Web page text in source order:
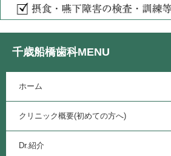
千歳船橋歯科MENU
ホーム
クリニック概要(初めての方へ)
Dr.紹介